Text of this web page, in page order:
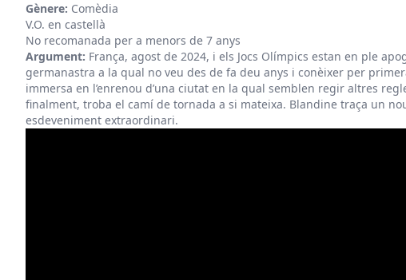
Gènere: Comèdia
V.O. en castellà
No recomanada per a menors de 7 anys
Argument: França, agost de 2024, i els Jocs Olímpics estan en ple
germanastra a la qual no veu des de fa deu anys i conèixer per
immersa en l’enrenou d’una ciutat en la qual semblen regir altres
finalment, troba el camí de tornada a si mateixa. Blandine traça un
esdeveniment extraordinari.